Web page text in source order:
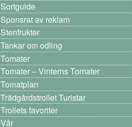
Sortguide
Sponsrat av reklam
Stenfrukter
Tankar om odling
Tomater
Tomater – Vinterns Tomater
Tomatplan
Trädgårdstrollet Turistar
Trollets favoriter
Vår